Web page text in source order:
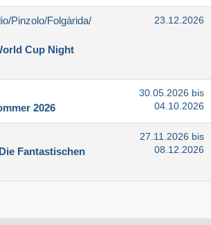
​Pinzolo/​Folgàrida/​
Cup Night
23.12.2026
2026
30.05.2026 bis
04.10.2026
Fantastischen
27.11.2026 bis
08.12.2026